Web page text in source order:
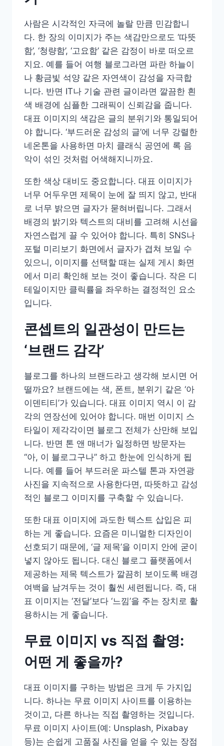
사람은 시각적인 자극에 놀랄 만큼 민감합니
다. 한 장의 이미지가 주는 색감만으로도 ‘따뜻
함’, ‘청량함’, ‘고요함’ 같은 감정이 바로 떠오르
지요. 예를 들어 여행 블로그라면 파란 하늘이
나 황금빛 석양 같은 자연색이 감성을 자극합
니다. 반면 IT나 기술 관련 글이라면 깔끔한 흰
색 배경에 심플한 그래픽이 신뢰감을 줍니다.
대표 이미지의 색감은 글의 분위기와 통일되어
야 합니다. ‘부드러운 감성의 글’에 너무 강렬한
네온톤을 사용하면 마치 클래식 공연에 록 음
악이 섞인 것처럼 어색해지니까요.
또한 색상 대비도 중요합니다. 대표 이미지가
너무 어두우면 제목이 눈에 잘 띄지 않고, 반대
로 너무 밝으면 글자가 묻혀버립니다. 그래서
배경의 밝기와 텍스트의 대비를 고려해 시선을
자연스럽게 끌 수 있어야 합니다. 특히 SNS나
포털 미리보기 화면에서 글자가 겹쳐 보일 수
있으니, 이미지를 선택할 때는 실제 게시 화면
에서 미리 확인해 보는 것이 좋습니다. 작은 디
테일이지만 클릭률을 좌우하는 결정적인 요소
입니다.
콘셉트의 일관성이 만드는
‘브랜드 감각’
블로그를 하나의 브랜드라고 생각해 보시면 어
떨까요? 브랜드에는 색, 폰트, 분위기 같은 ‘아
이덴티티’가 있습니다. 대표 이미지 역시 이 감
각의 연장선에 있어야 합니다. 매번 이미지 스
타일이 제각각이면 블로그 전체가 산만해 보입
니다. 반면 톤 앤 매너가 일정하면 방문자는
“아, 이 블로그구나” 하고 한눈에 인식하게 됩
니다. 예를 들어 부드러운 파스텔 톤과 자연광
사진을 지속적으로 사용한다면, 따뜻하고 감성
적인 블로그 이미지를 구축할 수 있습니다.
또한 대표 이미지에 과도한 텍스트 삽입은 피
하는 게 좋습니다. 요즘은 미니멀한 디자인이
선호되기 때문에, ‘글 제목’을 이미지 안에 굳이
넣지 않아도 됩니다. 대신 블로그 플랫폼에서
제공하는 제목 텍스트가 깔끔히 보이도록 배경
여백을 남겨두는 것이 훨씬 세련됩니다. 즉, 대
표 이미지는 ‘전달’보다 ‘느낌’을 주는 장치로 활
용하시는 게 좋습니다.
무료 이미지 vs 직접 촬영:
어떤 게 좋을까?
대표 이미지를 구하는 방법은 크게 두 가지입
니다. 하나는 무료 이미지 사이트를 이용하는
것이고, 다른 하나는 직접 촬영하는 것입니다.
무료 이미지 사이트(예: Unsplash, Pixabay
등)는 손쉽게 고품질 사진을 얻을 수 있는 장점